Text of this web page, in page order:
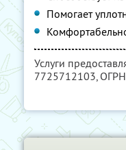
Помогает
Услуги
7725712103,